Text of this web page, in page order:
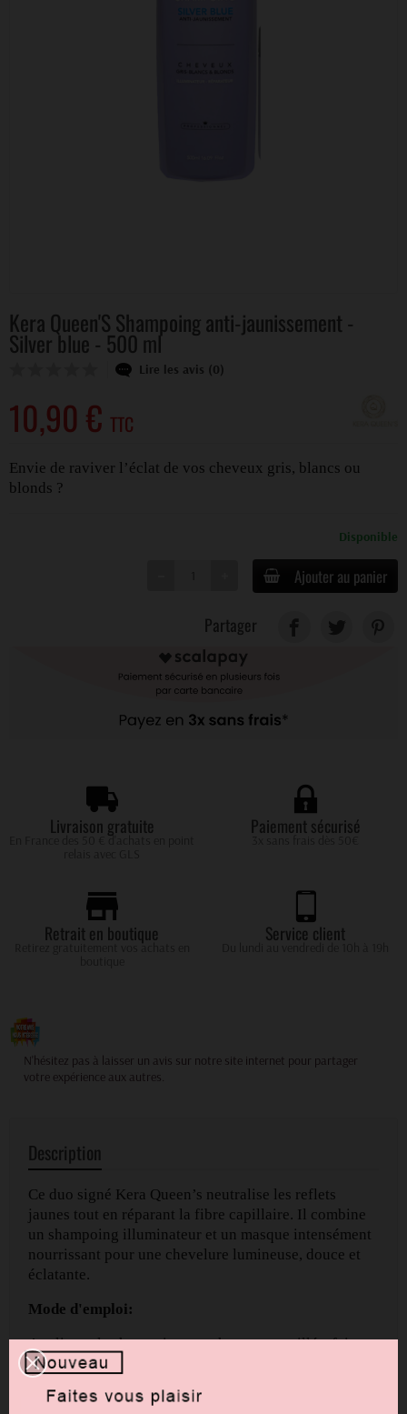
Kera Queen'S Shampoing anti-jaunissement -
Silver blue - 500 ml
Lire les avis (0)
10,90 € TTC
Envie de raviver l’éclat de vos cheveux gris, blancs ou
blonds ?
Disponible
Ajouter au panier
Partager
Livraison gratuite
En France des 50 € d'achats en point
Paiement sécurisé
Retrait en boutique
Retirez gratuitement vos achats en
Service client
N'hésitez pas à laisser un avis sur notre site internet pour partager
votre expérience aux autres.
Description
Ce duo signé Kera Queen’s neutralise les reflets
jaunes tout en réparant la fibre capillaire. Il combine
un shampoing illuminateur et un masque intensément
nourrissant pour une chevelure lumineuse, douce et
éclatante.
Mode d'emploi:
Appliquer le shampoing sur cheveux mouillés, faire
mousser, masser le cuir chevelu et rincer. Sur cheveux
essorés, répartir le masque sur les longueurs, masser
puis laisser poser 30 minutes avant de rincer